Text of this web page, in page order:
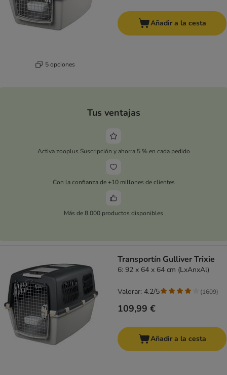
5 opciones
Añadir a la cesta
Tus ventajas
Activa zooplus Suscripción y ahorra 5 % en cada pedido
Con la confianza de +10 millones de clientes
Más de 8.000 productos disponibles
Transportín Gulliver Trixie
6: 92 x 64 x 64 cm (LxAnxAl)
109,99 €
Valorar: 4.2/5 (1609)
Añadir a la cesta